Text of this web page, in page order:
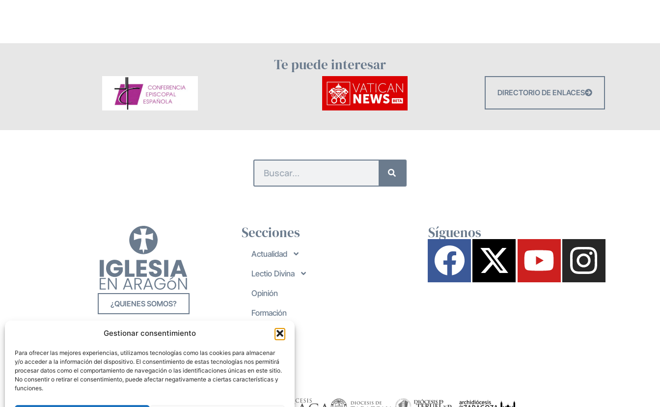
Gestionar consentimiento
Para ofrecer las mejores experiencias, utilizamos tecnologías como las cookies para almacenar
y/o acceder a la información del dispositivo. El consentimiento de estas tecnologías nos permitirá
procesar datos como el comportamiento de navegación o las identificaciones únicas en este sitio.
No consentir o retirar el consentimiento, puede afectar negativamente a ciertas características y
funciones.
Te puede interesar
DIRECTORIO DE ENLACES
¿QUIENES SOMOS?
Secciones
Actualidad
Lectio Divina
Opinión
Formación
Síguenos